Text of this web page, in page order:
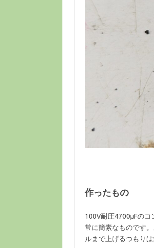
作ったもの
100V耐圧4700μFの
常に簡素なものです
ルまで上げるつもり